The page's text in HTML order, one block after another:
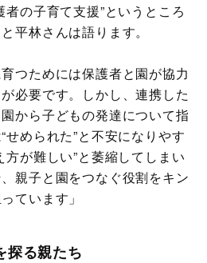
の子育て支援”というところ
平林さんは語ります。
つためには保護者と園が協力
必要です。しかし、連携した
から子どもの発達について指
せめられた”と不安になりやす
方が難しい”と萎縮してしまい
親子と園をつなぐ役割をキン
ています」
探る親たち